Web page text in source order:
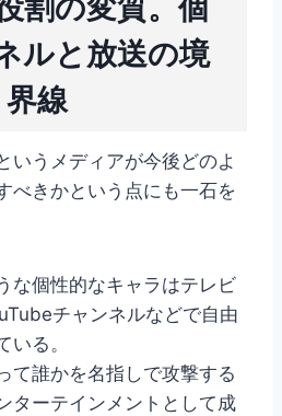
割の変質。個
ルと放送の境
界線
いうメディアが今後どのよ
べきかという点にも一石を
な個性的なキャラはテレビ
チャンネルなどで自由
いる。
て誰かを名指しで攻撃する
ターテインメントとして成